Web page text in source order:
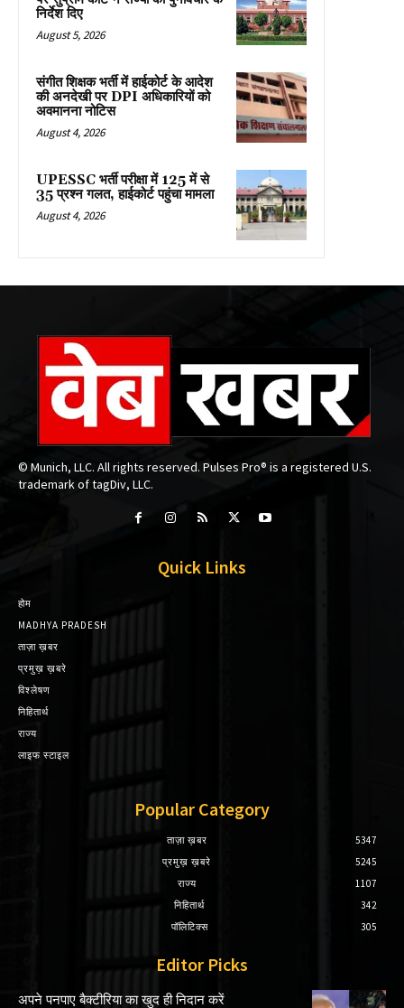
निर्देश दिए
August 5, 2026
संगीत शिक्षक भर्ती में हाईकोर्ट के आदेश
की अनदेखी पर DPI अधिकारियों को
अवमानना नोटिस
August 4, 2026
UPESSC भर्ती परीक्षा में 125 में से
35 प्रश्न गलत, हाईकोर्ट पहुंचा मामला
August 4, 2026
© Munich, LLC. All rights reserved. Pulses Pro® is a registered U.S.
trademark of tagDiv, LLC.
Quick Links
होम
MADHYA PRADESH
ताज़ा ख़बर
प्रमुख़ ख़बरे
विश्लेषण
निहितार्थ
राज्य
लाइफ स्टाइल
Popular Category
ताज़ा ख़बर
5347
प्रमुख़ ख़बरे
5245
राज्य
1107
निहितार्थ
342
पॉलिटिक्स
305
Editor Picks
अपने पनपाए बैक्टीरिया का खुद ही निदान करें